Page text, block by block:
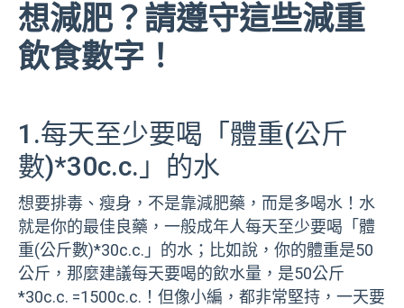
想減肥？請遵守這些減重
飲食數字！
1.每天至少要喝「體重(公斤
數)*30c.c.」的水
想要排毒、瘦身，不是靠減肥藥，而是多喝水！水
就是你的最佳良藥，一般成年人每天至少要喝「體
重(公斤數)*30c.c.」的水；比如說，你的體重是50
公斤，那麼建議每天要喝的飲水量，是50公斤
*30c.c. =1500c.c.！但像小編，都非常堅持，一天要